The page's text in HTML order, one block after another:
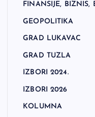
FINANSIJE, BIZNIS,
GEOPOLITIKA
GRAD LUKAVAC
GRAD TUZLA
IZBORI 2024.
IZBORI 2026
KOLUMNA